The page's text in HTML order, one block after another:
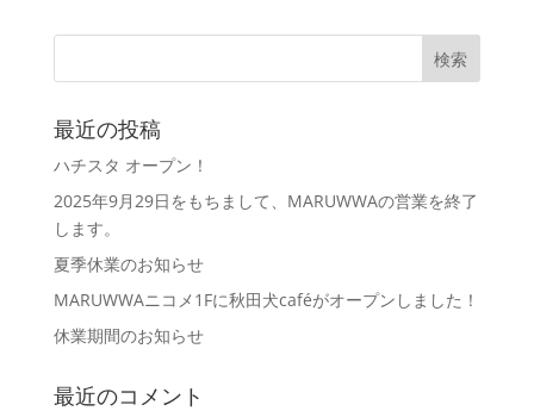
最近の投稿
ハチスタ オープン！
2025年9月29日をもちまして、MARUWWAの営業を終了
します。
夏季休業のお知らせ
MARUWWAニコメ1Fに秋田犬caféがオープンしました！
休業期間のお知らせ
最近のコメント